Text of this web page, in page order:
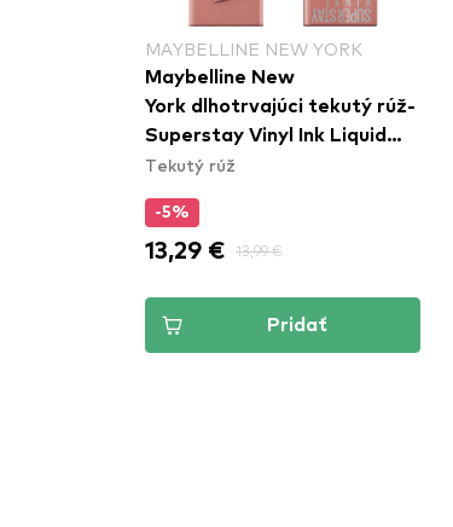
MAYBELLINE NEW YORK
Maybelline New
York dlhotrvajúci tekutý rúž-
Superstay Vinyl Ink Liquid
Lipstick - 95 Captivated
Tekutý rúž
-5%
13,29 € 13,99 €
Pridať